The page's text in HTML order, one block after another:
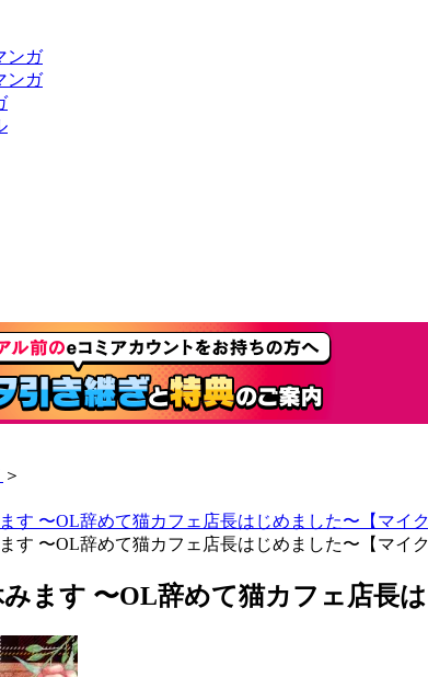
ンガ
ンガ
＞
す 〜OL辞めて猫カフェ店長はじめました〜【マイク
す 〜OL辞めて猫カフェ店長はじめました〜【マイ
ます 〜OL辞めて猫カフェ店長